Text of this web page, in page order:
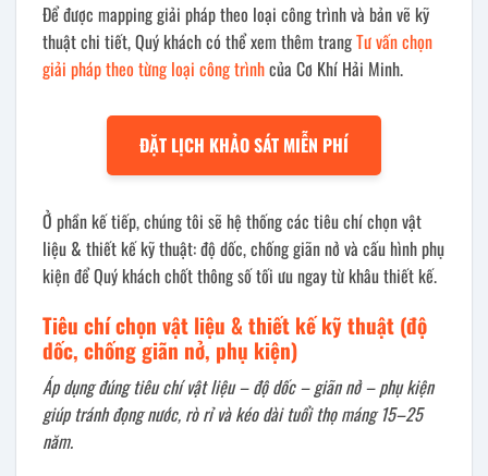
Để được mapping giải pháp theo loại công trình và bản vẽ kỹ
thuật chi tiết, Quý khách có thể xem thêm trangTư vấn chọn
giải pháp theo từng loại công trìnhcủa Cơ Khí Hải Minh.
ĐẶT LỊCH KHẢO SÁT MIỄN PHÍ
Ở phần kế tiếp, chúng tôi sẽ hệ thống các tiêu chí chọn vật
liệu & thiết kế kỹ thuật: độ dốc, chống giãn nở và cấu hình phụ
kiện để Quý khách chốt thông số tối ưu ngay từ khâu thiết kế.
Tiêu chí chọn vật liệu & thiết kế kỹ thuật (độ
dốc, chống giãn nở, phụ kiện)
Áp dụng đúng tiêu chí vật liệu – độ dốc – giãn nở – phụ kiện
giúp tránh đọng nước, rò rỉ và kéo dài tuổi thọ máng 15–25
năm.